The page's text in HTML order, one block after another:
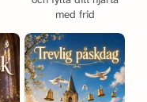
med frid